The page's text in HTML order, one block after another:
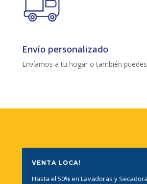
Envío personalizado
Envíamos a tu hogar o también
VENTA LOCA!
Hasta el 50% en Lavadoras y